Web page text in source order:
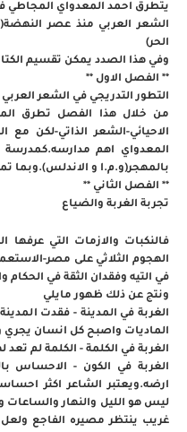
يتطرق احمد المعدواي المجاطي
الشعر العربي منذ عصر
الحر)
وفي هذا الصدد يمكن تقسيم
** الفصل الاول **
التطور التدريجي في الشعر
من خلال هذا الفصل تطرق
الاحيائي-الشعر الذاتي-لكن مع
المعدواي اهم مدارسه.كمدرسة
بالمهجر(و.م.ا و الاندلس).وبما
** الفصل الثاني **
تجربة الغربة والضياع
فالنكبات والازمات التي
الهجوم الثلاثي على مصر-
في التيه وفقدان الثقة في
ونتج عن ذلك ظهور مايلي
الغربة في المدينة - فقدت
الماديات واصبح كل انسان يجري
الغربة في الكلمة - الكلمة لم
الغربة في الكون - الاحساس
ارضه.ويعتبر الشاعر اكثر
ليس هو الليل والنهار والساعات
غريب ينتظر مصيره الفاجع